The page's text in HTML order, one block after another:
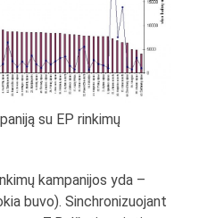
su EP rinkimų
kampanijos yda –
buvo). Sinchronizuojant